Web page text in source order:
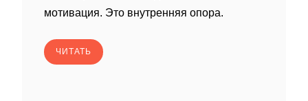
мотивация. Это внутренняя опора.
ЧИТАТЬ